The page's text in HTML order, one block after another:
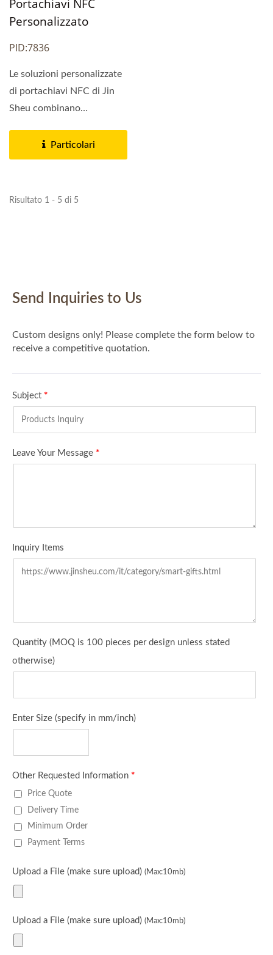
Portachiavi NFC
Personalizzato
PID:7836
Le soluzioni personalizzate
di portachiavi NFC di Jin
Sheu combinano
Particolari
Risultato 1 - 5 di 5